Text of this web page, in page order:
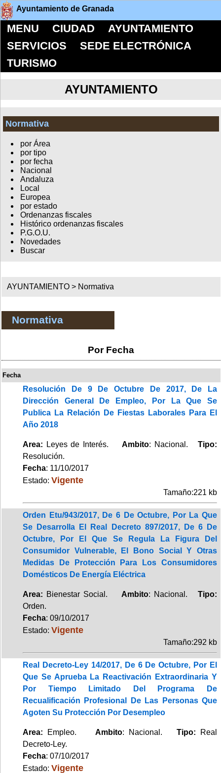
Ayuntamiento de Granada
MENU CIUDAD
AYUNTAMIENTO
SERVICIOS
SEDE ELECTRÓNICA
TURISMO
AYUNTAMIENTO
Normativa
por Área
por tipo
por fecha
Nacional
Andaluza
Local
Europea
por estado
Ordenanzas fiscales
Histórico ordenanzas fiscales
P.G.O.U.
Novedades
Buscar
AYUNTAMIENTO > Normativa
Normativa
Por Fecha
Fecha
Resolución De 9 De Octubre De 2017, De La
Dirección General De Empleo, Por La Que Se
Publica La Relación De Fiestas Laborales Para El
Año 2018
Area: Leyes de Interés.Ambito: Nacional.Tipo:
Resolución.
Fecha: 11/10/2017
Estado: Vigente
Tamaño:221 kb
Orden Etu/943/2017, De 6 De Octubre, Por La Que
Se Desarrolla El Real Decreto 897/2017, De 6 De
Octubre, Por El Que Se Regula La Figura Del
Consumidor Vulnerable, El Bono Social Y Otras
Medidas De Protección Para Los Consumidores
Domésticos De Energía Eléctrica
Area: Bienestar Social. Ambito: Nacional. Tipo:
Orden.
Fecha: 09/10/2017
Estado: Vigente
Tamaño:292 kb
Real Decreto-Ley 14/2017, De 6 De Octubre, Por El
Que Se Aprueba La Reactivación Extraordinaria Y
Por Tiempo Limitado Del Programa De
Recualificación Profesional De Las Personas Que
Agoten Su Protección Por Desempleo
Area: Empleo. Ambito: Nacional. Tipo:
Real
Decreto-Ley.
Fecha: 07/10/2017
Estado: Vigente